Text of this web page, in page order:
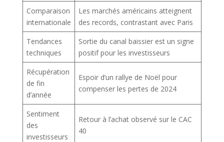
Comparaison
internationale
Les marchés américains atteignent
des records, contrastant avec Paris
Tendances
techniques
Sortie du canal baissier est un signe
positif pour les investisseurs
Récupération
de fin
d’année
Espoir d’un rallye de Noël pour
compenser les pertes de 2024
Sentiment
des
investisseurs
Retour à l’achat observé sur le CAC
40